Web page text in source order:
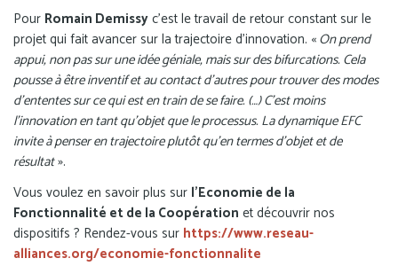
Pour Romain Demissyc’est le travail de retour constant sur le
projet qui fait avancer sur la trajectoire d’innovation. «On prend
appui, non pas sur une idée géniale, mais sur des bifurcations. Cela
pousse à être inventif et au contact d’autres pour trouver des modes
d’ententes sur ce qui est en train de se faire. (…) C’est moins
l’innovation en tant qu’objet que le processus. La dynamique EFC
invite à penser en trajectoire plutôt qu’en termes d’objet et de
résultat».
Vous voulez en savoir plus sur l’Economie de la
Fonctionnalité et de la Coopération et découvrir nos
dispositifs ? Rendez-vous sur https://www.reseau-
alliances.org/economie-fonctionnalite